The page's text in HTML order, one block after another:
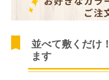
並べて敷くだけ
ます